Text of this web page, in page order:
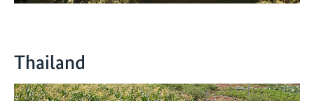
Thailand